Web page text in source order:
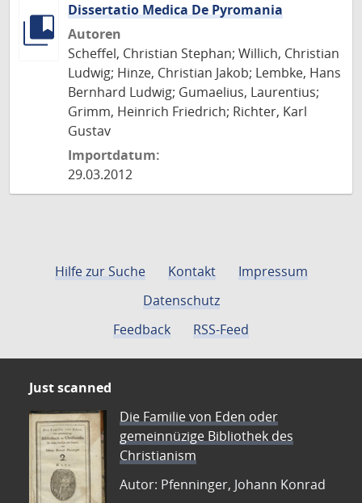
Dissertatio Medica De Pyromania
Autoren
Scheffel, Christian Stephan; Willich, Christian
Ludwig; Hinze, Christian Jakob; Lembke, Hans
Bernhard Ludwig; Gumaelius, Laurentius;
Grimm, Heinrich Friedrich; Richter, Karl
Gustav
Importdatum:
29.03.2012
Hilfe zur Suche Kontakt
Impressum
Datenschutz
Feedback
RSS-Feed
Just scanned
Die Familie von Eden oder
gemeinnüzige Bibliothek des
Christianism
Autor: Pfenninger, Johann Konrad